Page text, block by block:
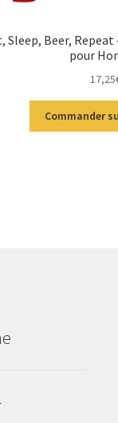
Sleep, Beer,
pour
17,25
Commander